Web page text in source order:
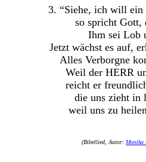
3. “Siehe, ich will ein
so spricht Gott,
Ihm sei Lob
Jetzt wächst es auf,
Alles Verborgne
Weil der HERR
reicht er
die uns zieht in
weil uns zu
(Bibellied, Autor: Monika